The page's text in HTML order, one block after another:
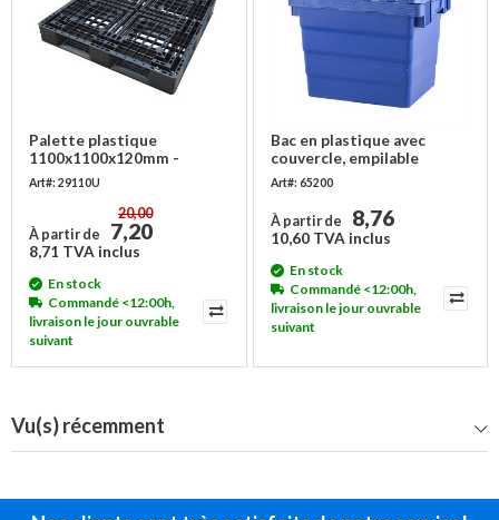
Palette plastique
1100x1100x120mm -
Ajourée - Occasion
Art#: 29110U
À partir de
20,00
7,20
8,71 TVA inclus
En stock
Commandé <12:00h,
livraison le jour ouvrable
suivant
Bac en plastique avec
couvercle, empilable
400x300x320mm
Art#: 65200
À partir de 8,76
10,60 TVA inclus
En stock
Commandé <12:00h,
livraison le jour ouvrable
suivant
Vu(s) récemment